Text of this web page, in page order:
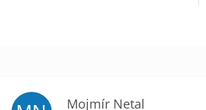
Mojmír Netal